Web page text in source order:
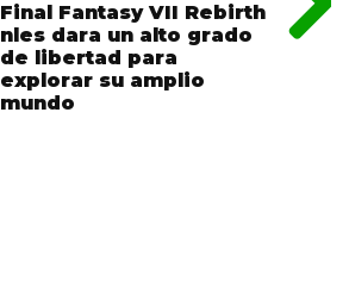
Final Fantasy VII Rebirth
nles dara un alto grado
de libertad para
explorar su amplio
mundo